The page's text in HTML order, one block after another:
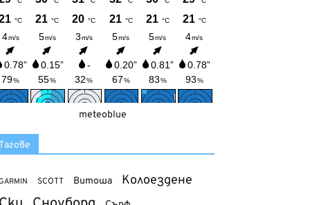
meteoblue
SCOTT Витоша Колоездене